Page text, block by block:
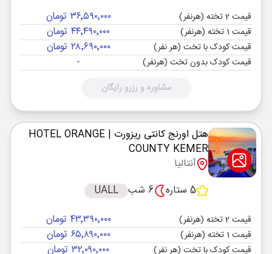
نوع سفر :هوایی
ساعت حرکت :23:59 مدت سفر :
قیمت 2 تخته (هرنفر) ۳۶٬۵۹۰٬۰۰۰ تومان
قیمت 1 تخته (هرنفر) ۴۴٬۴۹۰٬۰۰۰ تومان
قیمت کودک با تخت (هر نفر) ۲۸٬۶۹۰٬۰۰۰ تومان
قیمت کودک بدون تخت (هرنفر) -
مشاوره و رزرو رایگان
هتل اورنج کانتی ریزورت
| HOTEL ORANGE
COUNTY KEMER
آنتالیا
5 ستاره
6 شب UALL
قیمت 2 تخته (هرنفر) ۴۳٬۳۹۰٬۰۰۰ تومان
قیمت 1 تخته (هرنفر) ۶۵٬۸۹۰٬۰۰۰ تومان
قیمت کودک با تخت (هر نفر) ۳۲٬۰۹۰٬۰۰۰ تومان